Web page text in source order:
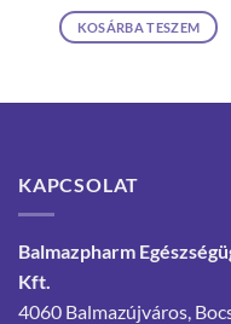
KOSÁRBA TESZEM
KAPCSOLAT
Balmazpharm
Kft.
4060 Balmazújváros,